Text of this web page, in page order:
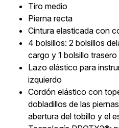
Tiro medio
Pierna recta
Cintura elasticada con
4 bolsillos: 2 bolsillos
cargo y 1 bolsillo
Lazo elástico para
izquierdo
Cordón elástico con
dobladillos de las
abertura del tobillo y el